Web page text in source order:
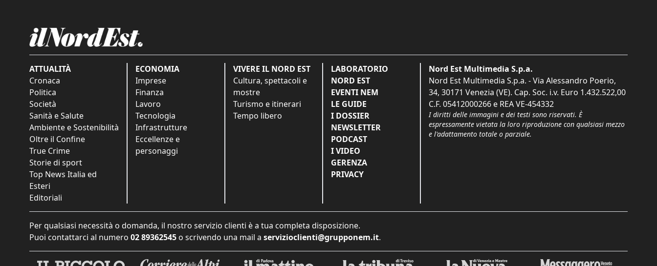
ATTUALITÀ
Cronaca
Politica
Società
Sanità e Salute
Ambiente e Sostenibilità
Oltre il Confine
True Crime
Storie di sport
Top News Italia ed
Esteri
Editoriali
ECONOMIA
Imprese
Finanza
Lavoro
Tecnologia
Infrastrutture
Eccellenze e
personaggi
VIVERE IL NORD EST
Cultura, spettacoli e
mostre
Turismo e itinerari
Tempo libero
LABORATORIO
NORD EST
EVENTI NEM
LE GUIDE
I DOSSIER
NEWSLETTER
PODCAST
I VIDEO
GERENZA
PRIVACY
Nord Est Multimedia S.p.a.
Nord Est Multimedia S.p.a. - Via Alessandro Poerio,
34, 30171 Venezia (VE). Cap. Soc. i.v. Euro 1.432.522,00
C.F. 05412000266 e REA VE-454332
I diritti delle immagini e dei testi sono riservati. È
espressamente vietata la loro riproduzione con qualsiasi mezzo
e l'adattamento totale o parziale.
Per qualsiasi necessità o domanda, il nostro servizio clienti è a tua completa disposizione.
Puoi contattarci al numero 02 89362545 o scrivendo una mail a servizioclienti@grupponem.it.